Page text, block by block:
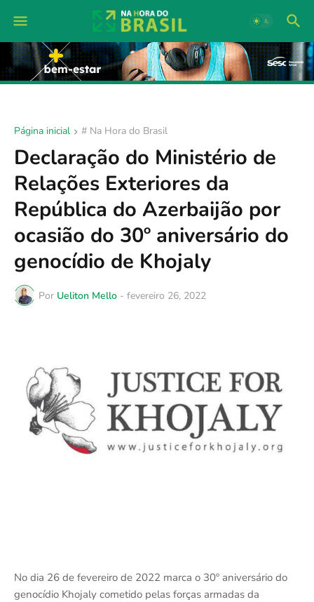
Página inicial # Na Hora do Brasil
Declaração do Ministério de
Relações Exteriores da
República do Azerbaijão por
ocasião do 30º aniversário do
genocídio de Khojaly
Por Ueliton Mello - fevereiro 26, 2022
No dia 26 de fevereiro de 2022 marca o 30º aniversário do
genocídio Khojaly cometido pelas forças armadas da